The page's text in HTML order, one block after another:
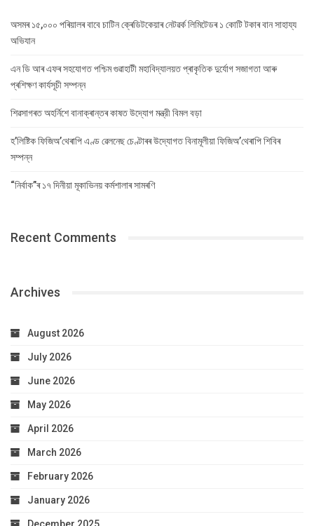
অসমৰ ১৫,০০০ পৰিয়ালৰ বাবে চাটিন ক্ৰেডিটকেয়াৰ নেটৱৰ্ক লিমিটেডৰ ১ কোটি টকাৰ বান সাহায্য
অভিযান
এন ডি আৰ এফৰ সহযোগত পশ্চিম গুৱাহাটী মহাবিদ্যালয়ত প্ৰাকৃতিক দুৰ্যোগ সজাগতা আৰু
প্ৰশিক্ষণ কাৰ্যসূচী সম্পন্ন
শিৱসাগৰত অহৰ্নিশে বানাক্ৰান্তৰ কাষত উদ্যোগ মন্ত্রী বিমল বড়া
হ’লিষ্টিক ফিজিঅ’থেৰাপি এণ্ড ৱেলনেছ চেণ্টাৰৰ উদ্যোগত বিনামূলীয়া ফিজিঅ’থেৰাপি শিবিৰ
সম্পন্ন
“নিৰ্বাক”ৰ ১৭ দিনীয়া মূকাভিনয় কৰ্মশালাৰ সামৰণি
Recent Comments
Archives
August 2026
July 2026
June 2026
May 2026
April 2026
March 2026
February 2026
January 2026